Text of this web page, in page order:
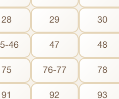
28 29 30
46 47 48
75 76-77 78
91 92 93